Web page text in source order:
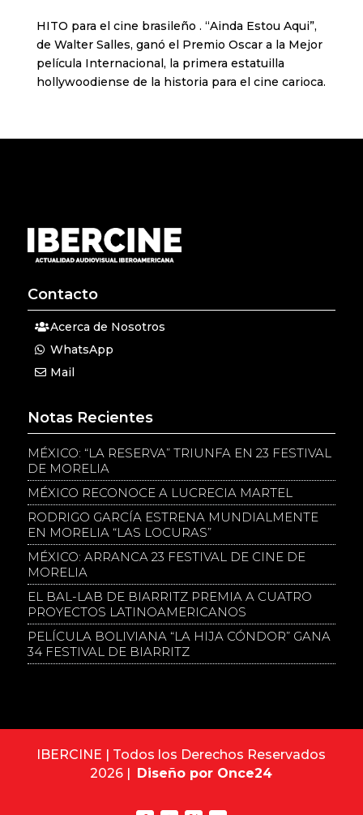
HITO para el cine brasileño . “Ainda Estou Aqui”,
de Walter Salles, ganó el Premio Oscar a la Mejor
película Internacional, la primera estatuilla
hollywoodiense de la historia para el cine carioca.
Contacto
Acerca de Nosotros
WhatsApp
Mail
Notas Recientes
MÉXICO: “LA RESERVA” TRIUNFA EN 23 FESTIVAL
DE MORELIA
MÉXICO RECONOCE A LUCRECIA MARTEL
RODRIGO GARCÍA ESTRENA MUNDIALMENTE
EN MORELIA “LAS LOCURAS”
MÉXICO: ARRANCA 23 FESTIVAL DE CINE DE
MORELIA
EL BAL-LAB DE BIARRITZ PREMIA A CUATRO
PROYECTOS LATINOAMERICANOS
PELÍCULA BOLIVIANA “LA HIJA CÓNDOR” GANA
34 FESTIVAL DE BIARRITZ
IBERCINE | Todos los Derechos Reservados
2026 |
Diseño por Once24